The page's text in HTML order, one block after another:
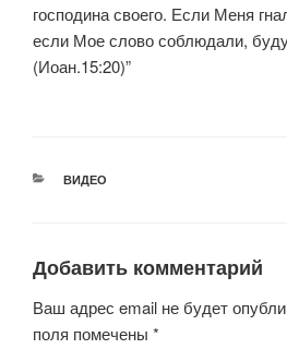
господина своего. Если Меня
если Мое слово соблюдали,
(Иоан.15:20)”
РУБРИКИ
ВИДЕО
Добавить комментарий
Ваш адрес email не будет
поля помечены *